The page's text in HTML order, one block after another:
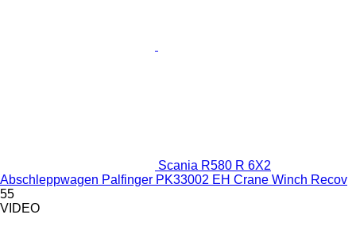
Scania R580 R 6X2
Abschleppwagen Palfinger PK33002 EH Crane Winch Recov
55
VIDEO